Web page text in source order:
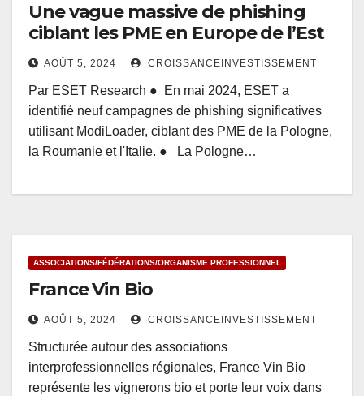
Une vague massive de phishing
ciblant les PME en Europe de l’Est
AOÛT 5, 2024 CROISSANCEINVESTISSEMENT
Par ESET Research ● En mai 2024, ESET a
identifié neuf campagnes de phishing significatives
utilisant ModiLoader, ciblant des PME de la Pologne,
la Roumanie et l'Italie. ● La Pologne…
ASSOCIATIONS/FÉDÉRATIONS/ORGANISME PROFESSIONNEL
France Vin Bio
AOÛT 5, 2024 CROISSANCEINVESTISSEMENT
Structurée autour des associations
interprofessionnelles régionales, France Vin Bio
représente les vignerons bio et porte leur voix dans